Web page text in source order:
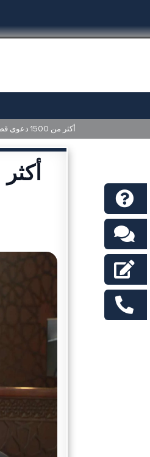
أكثر من 1500 دعوى قضائية تم تسجيلها عن بعد في محاكم رأس الخيمة